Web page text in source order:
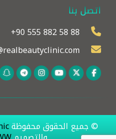
اتصل بنا
+90 555 882 58 88
© جميع الحقوق محفوظة